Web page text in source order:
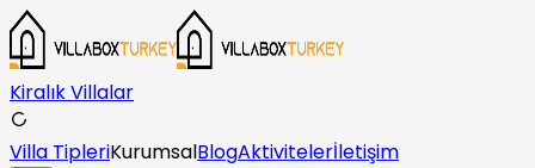
Kiralık Villalar
Villa TipleriKurumsalBlogAktivitelerİletişim